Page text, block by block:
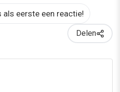
als eerste een reactie!
Delen